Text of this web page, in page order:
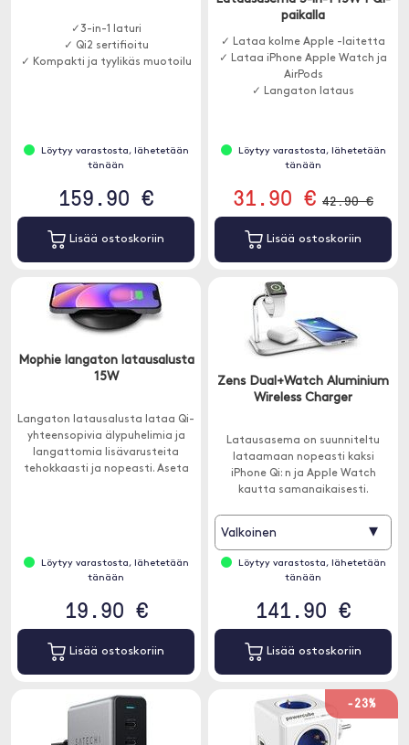
✓3-in-1 laturi
✓ Qi2 sertifioitu
✓ Kompakti ja tyylikäs muotoilu
Löytyy varastosta, lähetetään
tänään
159.90 €
Lisää ostoskoriin
paikalla
✓ Lataa kolme Apple -laitetta
✓ Lataa iPhone Apple Watch ja
AirPods
✓ Langaton lataus
Löytyy varastosta, lähetetään
tänään
31.90 € 42.90 €
Lisää ostoskoriin
Mophie langaton latausalusta
15W
Langaton latausalusta lataa Qi-
yhteensopivia älypuhelimia ja
langattomia lisävarusteita
tehokkaasti ja nopeasti. Aseta
Löytyy varastosta, lähetetään
tänään
19.90 €
Lisää ostoskoriin
Zens Dual+Watch Aluminium
Wireless Charger
Latausasema on suunniteltu
lataamaan nopeasti kaksi
iPhone Qi: n ja Apple Watch
kautta samanaikaisesti.
Valkoinen ▾
Löytyy varastosta, lähetetään
tänään
141.90 €
Lisää ostoskoriin
-23%